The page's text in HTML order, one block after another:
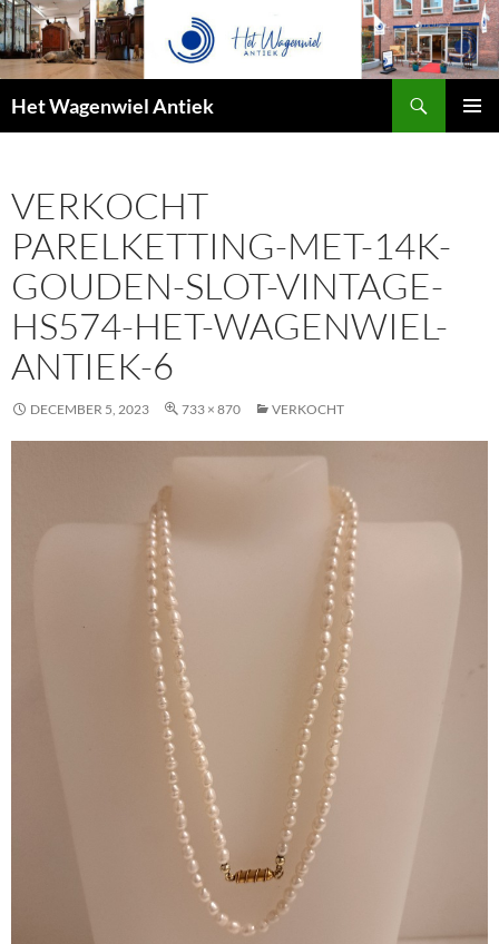
Het Wagenwiel Antiek
VERKOCHT
PARELKETTING-MET-14K-
GOUDEN-SLOT-VINTAGE-
HS574-HET-WAGENWIEL-
ANTIEK-6
DECEMBER 5, 2023 733 × 870 VERKOCHT